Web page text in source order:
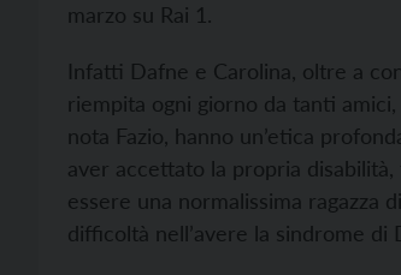
marzo su Rai 1.
Infatti Dafne e Carolina, oltre a
riempita ogni giorno da tanti
nota Fazio, hanno un’etica
aver accettato la propria
essere una normalissima ragazza
difficoltà nell’avere la sindrome